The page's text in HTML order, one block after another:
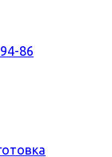
86